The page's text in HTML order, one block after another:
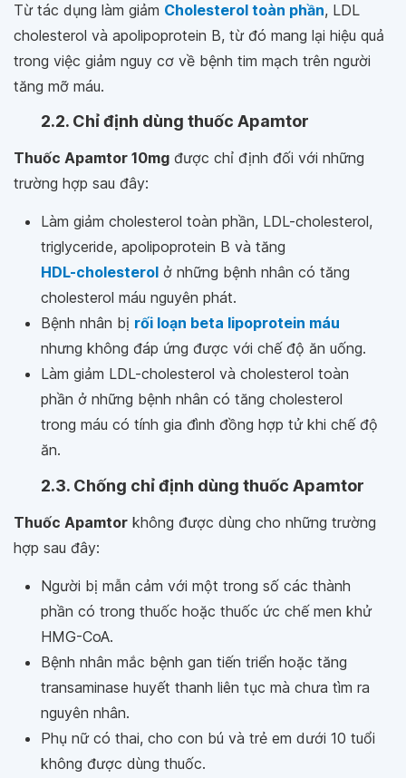
Từ tác dụng làm giảm Cholesterol toàn phần, LDL
cholesterol và apolipoprotein B, từ đó mang lại hiệu quả
trong việc giảm nguy cơ về bệnh tim mạch trên người
tăng mỡ máu.
2.2. Chỉ định dùng thuốc Apamtor
Thuốc Apamtor 10mg được chỉ định đối với những
trường hợp sau đây:
Làm giảm cholesterol toàn phần, LDL-cholesterol,
triglyceride, apolipoprotein B và tăng
HDL-cholesterol ở những bệnh nhân có tăng
cholesterol máu nguyên phát.
Bệnh nhân bị rối loạn beta lipoprotein máu
nhưng không đáp ứng được với chế độ ăn uống.
Làm giảm LDL-cholesterol và cholesterol toàn
phần ở những bệnh nhân có tăng cholesterol
trong máu có tính gia đình đồng hợp tử khi chế độ
ăn.
2.3. Chống chỉ định dùng thuốc Apamtor
Thuốc Apamtor không được dùng cho những trường
hợp sau đây:
Người bị mẫn cảm với một trong số các thành
phần có trong thuốc hoặc thuốc ức chế men khử
HMG-CoA.
Bệnh nhân mắc bệnh gan tiến triển hoặc tăng
transaminase huyết thanh liên tục mà chưa tìm ra
nguyên nhân.
Phụ nữ có thai, cho con bú và trẻ em dưới 10 tuổi
không được dùng thuốc.